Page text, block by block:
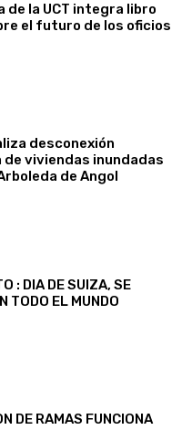
de la UCT integra libro
el futuro de los oficios
desconexión
viviendas inundadas
de Angol
: DIA DE SUIZA, SE
TODO EL MUNDO
DE RAMAS FUNCIONA